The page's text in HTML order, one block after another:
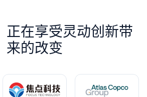
正在享受灵动创新带
来的改变